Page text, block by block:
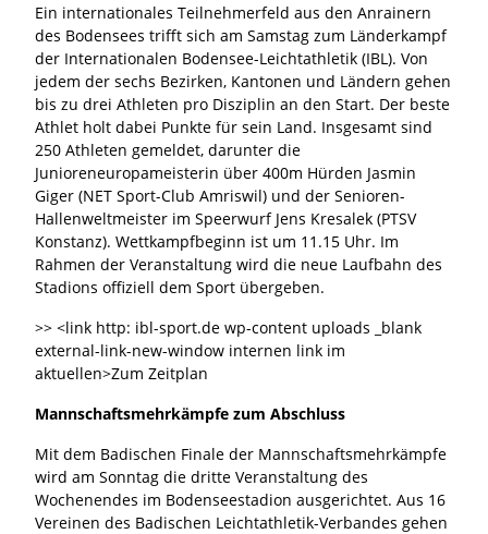
Ein internationales Teilnehmerfeld aus den Anrainern
des Bodensees trifft sich am Samstag zum Länderkampf
der Internationalen Bodensee-Leichtathletik (IBL). Von
jedem der sechs Bezirken, Kantonen und Ländern gehen
bis zu drei Athleten pro Disziplin an den Start. Der beste
Athlet holt dabei Punkte für sein Land. Insgesamt sind
250 Athleten gemeldet, darunter die
Junioreneuropameisterin über 400m Hürden Jasmin
Giger (NET Sport-Club Amriswil) und der Senioren-
Hallenweltmeister im Speerwurf Jens Kresalek (PTSV
Konstanz). Wettkampfbeginn ist um 11.15 Uhr. Im
Rahmen der Veranstaltung wird die neue Laufbahn des
Stadions offiziell dem Sport übergeben.
>> <link http: ibl-sport.de wp-content uploads _blank
external-link-new-window internen link im
aktuellen>Zum Zeitplan
Mannschaftsmehrkämpfe zum Abschluss
Mit dem Badischen Finale der Mannschaftsmehrkämpfe
wird am Sonntag die dritte Veranstaltung des
Wochenendes im Bodenseestadion ausgerichtet. Aus 16
Vereinen des Badischen Leichtathletik-Verbandes gehen